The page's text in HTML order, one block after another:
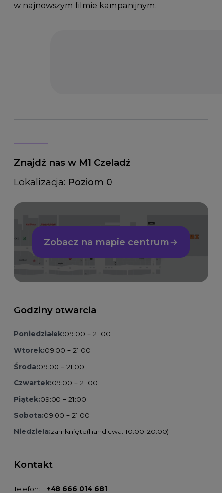
w najnowszym filmie kampanijnym.
Znajdź nas w M1 Czeladź
Lokalizacja: Poziom 0
Zobacz na mapie centrum
Godziny otwarcia
Poniedziałek:09:00 – 21:00
Wtorek:09:00 – 21:00
Środa:09:00 – 21:00
Czwartek:09:00 – 21:00
Piątek:09:00 – 21:00
Sobota:09:00 – 21:00
Niedziela:zamknięte(handlowa: 10:00-20:00)
Kontakt
Telefon: +48 666 014 681